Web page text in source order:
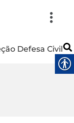
Defesa Civil